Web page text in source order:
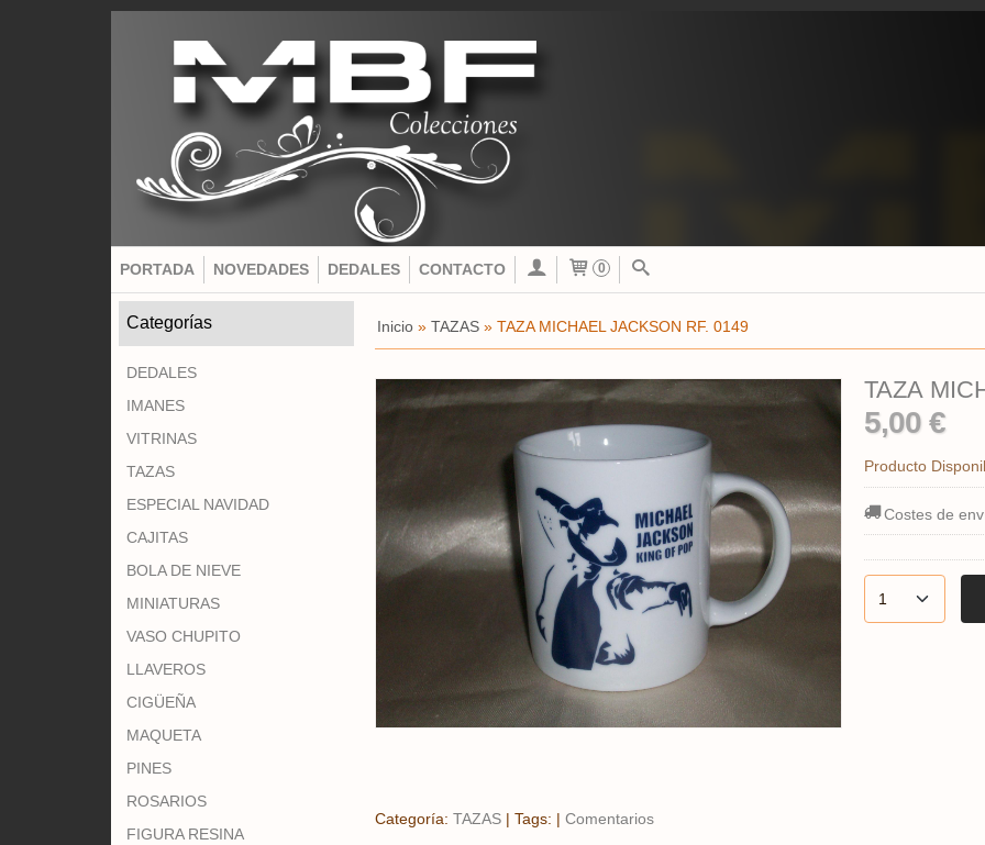
PORTADA NOVEDADES DEDALES CONTACTO 0
Categorías
DEDALES
IMANES
VITRINAS
TAZAS
ESPECIAL NAVIDAD
CAJITAS
BOLA DE NIEVE
MINIATURAS
VASO CHUPITO
LLAVEROS
CIGÜEÑA
MAQUETA
PINES
ROSARIOS
FIGURA RESINA
Inicio» TAZAS» TAZA MICHAEL JACKSON RF. 0149
TAZA
5,00 €
Producto
Costes de
Categoría: TAZAS| Tags: | Comentarios